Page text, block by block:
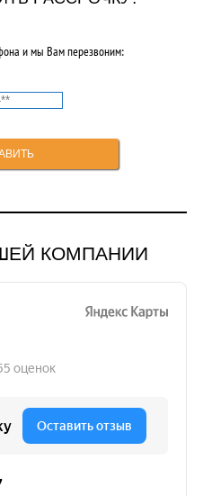
и мы Вам перезвоним:
КОМПАНИИ